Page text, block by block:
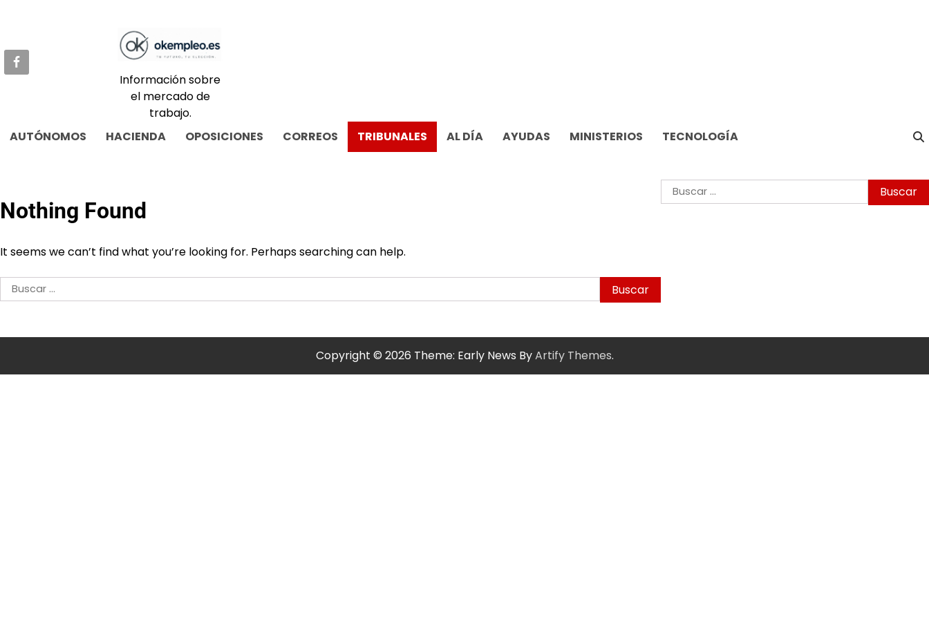
Información sobre
el mercado de
trabajo.
AUTÓNOMOS
HACIENDA OPOSICIONES CORREOS TRIBUNALES AL DÍA AYUDAS MINISTERIOS TECNOLOGÍA
Nothing Found
It seems we can’t find what you’re looking for. Perhaps searching can help.
Buscar:
Buscar:
Copyright © 2026 Theme: Early News ByArtify Themes.